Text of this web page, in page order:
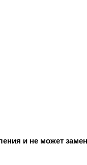
и не может